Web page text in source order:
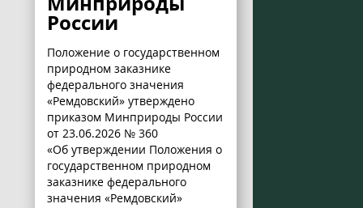
России
Положение о государственном
природном заказнике
федерального значения
«Ремдовский» утверждено
приказом Минприроды России
от 23.06.2026 № 360
«Об утверждении Положения о
государственном природном
заказнике федерального
значения «Ремдовский»